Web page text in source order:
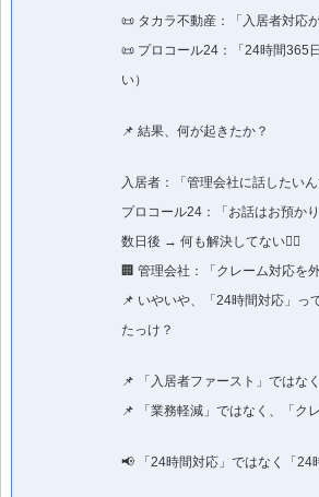
📜 タカラ不動産：「入居者対応
📜 プロコール24：「24時間365
い）
📌 結果、何が起きたか？
入居者：「管理会社に話したい
プロコール24：「お話はお預か
数日後 → 何も解決してない🤷‍♂️
🏢 管理会社：「クレーム対応を
📌 いやいや、「24時間対応」っ
たっけ？
📌 「入居者ファースト」ではな
📌 「業務軽減」ではなく、「ク
📢 「24時間対応」ではなく「24